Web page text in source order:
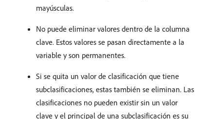
mayúsculas.
No puede eliminar valores dentro de la columna
clave. Estos valores se pasan directamente a la
variable y son permanentes.
Si se quita un valor de clasificación que tiene
subclasificaciones, estas también se eliminan. Las
clasificaciones no pueden existir sin un valor
clave y el principal de una subclasificación es su